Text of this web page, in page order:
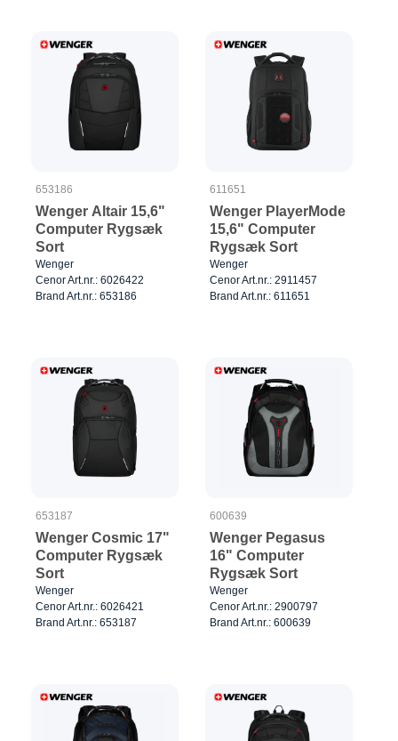
653186
Wenger Altair 15,6"
Computer Rygsæk
Sort
Wenger
Cenor Art.nr.: 6026422
Brand Art.nr.: 653186
611651
Wenger PlayerMode
15,6" Computer
Rygsæk Sort
Wenger
Cenor Art.nr.: 2911457
Brand Art.nr.: 611651
653187
Wenger Cosmic 17"
Computer Rygsæk
Sort
Wenger
Cenor Art.nr.: 6026421
Brand Art.nr.: 653187
600639
Wenger Pegasus
16" Computer
Rygsæk Sort
Wenger
Cenor Art.nr.: 2900797
Brand Art.nr.: 600639